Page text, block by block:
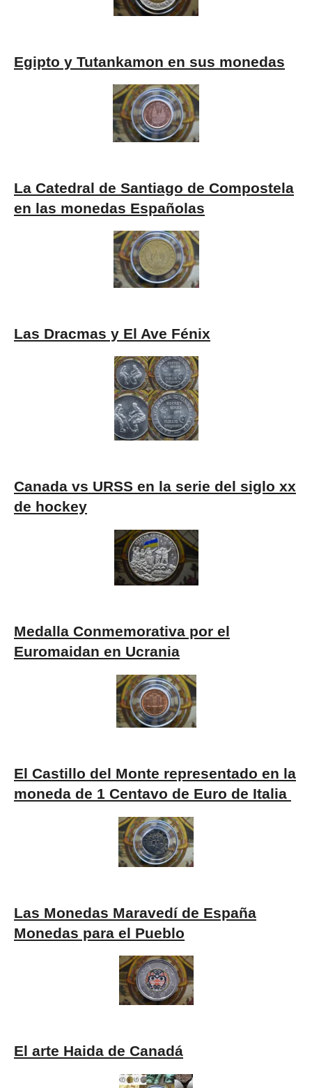
Egipto y Tutankamon en sus monedas
La Catedral de Santiago de Compostela
en las monedas Españolas
Las Dracmas y El Ave Fénix
Canada vs URSS en la serie del siglo xx
de hockey
Medalla Conmemorativa por el
Euromaidan en Ucrania
El Castillo del Monte representado en la
moneda de 1 Centavo de Euro de Italia
Las Monedas Maravedí de España
Monedas para el Pueblo
El arte Haida de Canadá